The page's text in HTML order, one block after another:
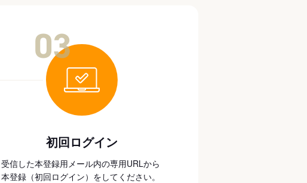
初回ログイン
受信した本登録用メール内の専用URLから
本登録（初回ログイン）をしてください。